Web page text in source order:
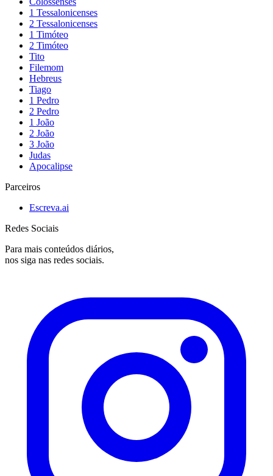
1 Tessalonicenses
2 Tessalonicenses
1 Timóteo
2 Timóteo
Tito
Filemom
Hebreus
Tiago
1 Pedro
2 Pedro
1 João
2 João
3 João
Judas
Apocalipse
Parceiros
Escreva.ai
Redes Sociais
Para mais conteúdos diários,
nos siga nas redes sociais.